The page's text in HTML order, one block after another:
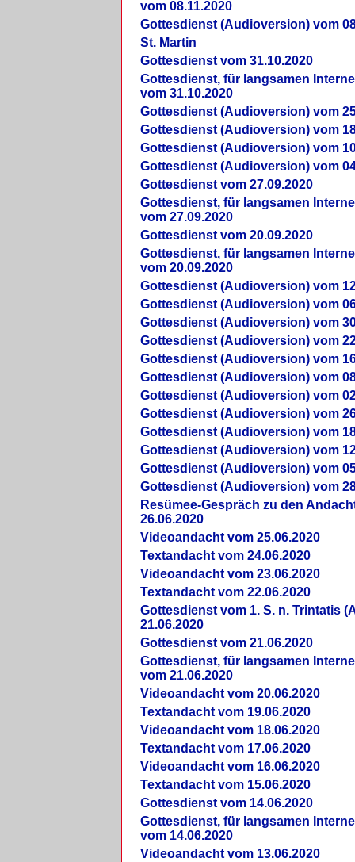
vom 08.11.2020
Gottesdienst (Audioversion) vom
St. Martin
Gottesdienst vom 31.10.2020
Gottesdienst, für langsamen
vom 31.10.2020
Gottesdienst (Audioversion) vom
Gottesdienst (Audioversion) vom
Gottesdienst (Audioversion) vom
Gottesdienst (Audioversion) vom
Gottesdienst vom 27.09.2020
Gottesdienst, für langsamen
vom 27.09.2020
Gottesdienst vom 20.09.2020
Gottesdienst, für langsamen
vom 20.09.2020
Gottesdienst (Audioversion) vom
Gottesdienst (Audioversion) vom
Gottesdienst (Audioversion) vom
Gottesdienst (Audioversion) vom
Gottesdienst (Audioversion) vom
Gottesdienst (Audioversion) vom
Gottesdienst (Audioversion) vom
Gottesdienst (Audioversion) vom
Gottesdienst (Audioversion) vom
Gottesdienst (Audioversion) vom
Gottesdienst (Audioversion) vom
Gottesdienst (Audioversion) vom
Re­sü­mee-Gespräch zu den
26.06.2020
Videoandacht vom 25.06.2020
Textandacht vom 24.06.2020
Videoandacht vom 23.06.2020
Textandacht vom 22.06.2020
Gottesdienst vom 1. S. n. Trintatis
21.06.2020
Gottesdienst vom 21.06.2020
Gottesdienst, für langsamen
vom 21.06.2020
Videoandacht vom 20.06.2020
Textandacht vom 19.06.2020
Videoandacht vom 18.06.2020
Textandacht vom 17.06.2020
Videoandacht vom 16.06.2020
Textandacht vom 15.06.2020
Gottesdienst vom 14.06.2020
Gottesdienst, für langsamen
vom 14.06.2020
Videoandacht vom 13.06.2020